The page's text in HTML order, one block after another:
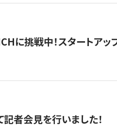
挑戦中！スタートアッ
者会見を行いました！